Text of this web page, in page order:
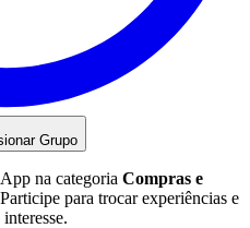
Grupo
na categoria Compras e
Participe para trocar experiências e